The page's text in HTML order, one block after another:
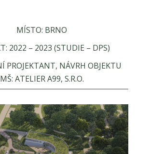
MÍSTO: BRNO
2022 – 2023 (STUDIE – DPS)
PROJEKTANT, NÁVRH OBJEKTU
MŠ: ATELIER A99, S.R.O.